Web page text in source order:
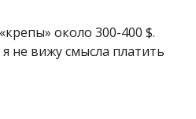
около 300-400 $.
не вижу смысла платить